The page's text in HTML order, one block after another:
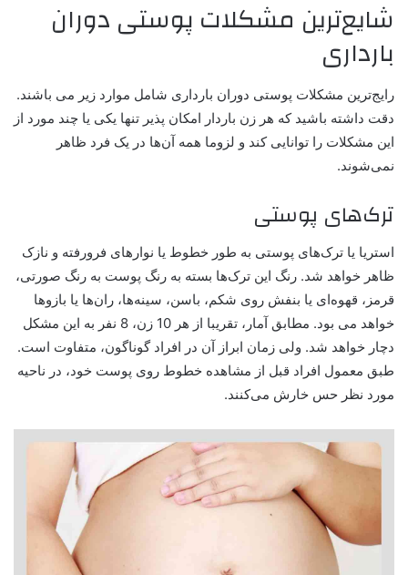
شایع‌ترین مشکلات پوستی دوران
بارداری
رایج‌ترین مشکلات پوستی دوران بارداری شامل موارد زیر می باشند.
دقت داشته باشید که هر زن باردار امکان پذیر تنها یکی یا چند مورد از
این مشکلات را توانایی کند و لزوما همه آن‌ها در یک فرد ظاهر
نمی‌شوند.
ترک‌های پوستی
استریا یا ترک‌های پوستی به طور خطوط یا نوارهای فرورفته و نازک
ظاهر خواهد شد. رنگ این ترک‌ها بسته به رنگ پوست به رنگ صورتی،
قرمز، قهوه‌ای یا بنفش روی شکم، باسن، سینه‌ها، ران‌ها یا بازوها
خواهد می بود. مطابق آمار، تقریبا از هر 10 زن، 8 نفر به این مشکل
دچار خواهد شد. ولی زمان ابراز آن در افراد گوناگون، متفاوت است.
طبق معمول افراد قبل از مشاهده خطوط روی پوست خود، در ناحیه
مورد نظر حس خارش می‌کنند.